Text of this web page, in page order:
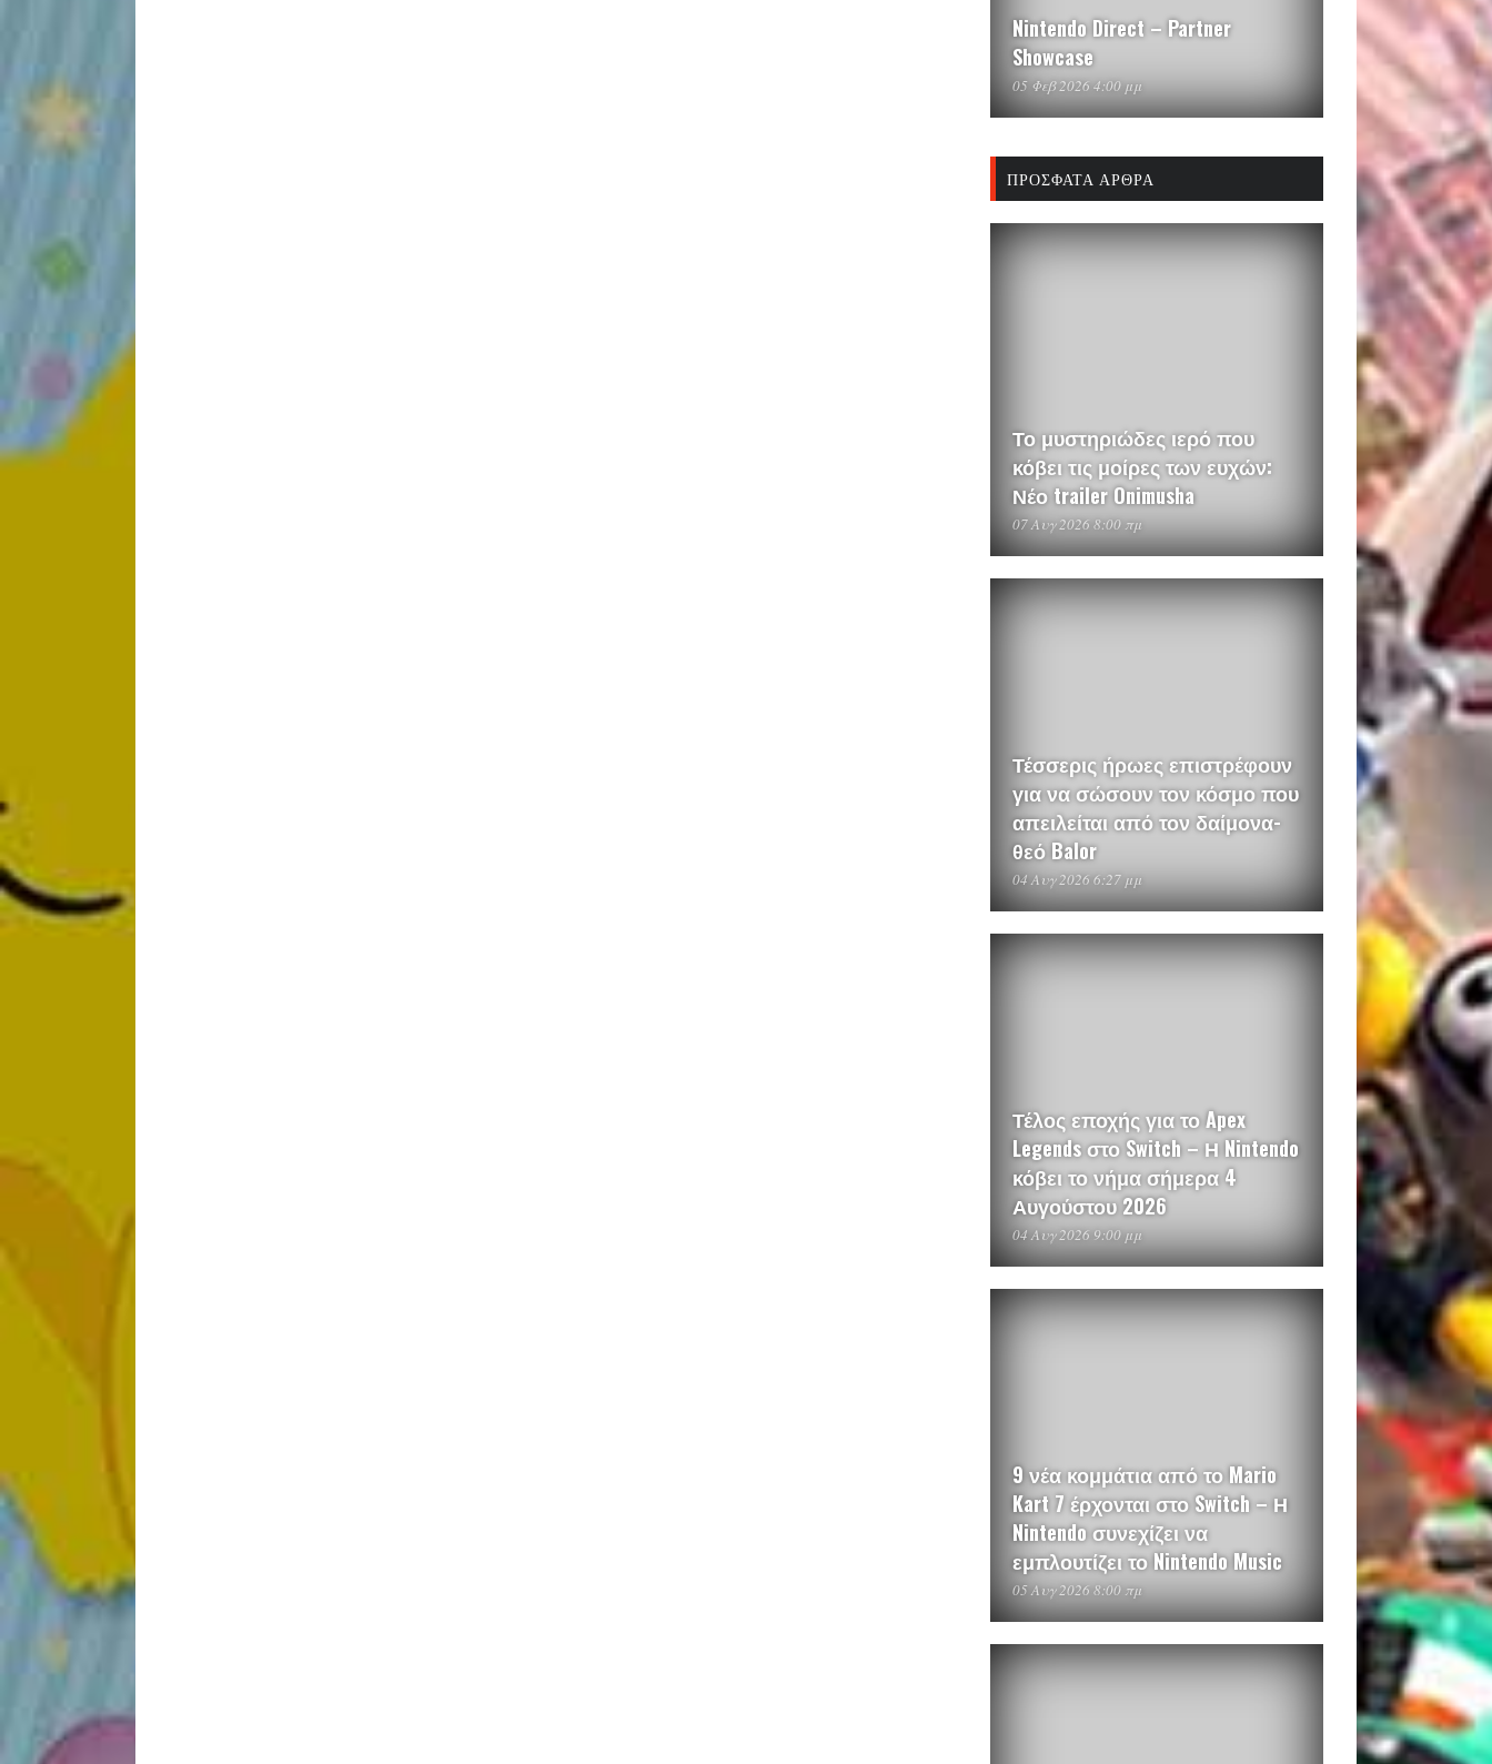
Nintendo Direct – Partner
Showcase
05 Φεβ 2026 4:00 μμ
ΠΡΌΣΦΑΤΑ ΆΡΘΡΑ
Το μυστηριώδες ιερό που
κόβει τις μοίρες των ευχών:
Νέο trailer Onimusha
07 Αυγ 2026 8:00 πμ
Τέσσερις ήρωες επιστρέφουν
για να σώσουν τον κόσμο που
απειλείται από τον δαίμονα-
θεό Balor
04 Αυγ 2026 6:27 μμ
Τέλος εποχής για το Apex
Legends στο Switch – Η Nintendo
κόβει το νήμα σήμερα 4
Αυγούστου 2026
04 Αυγ 2026 9:00 μμ
9 νέα κομμάτια από το Mario
Kart 7 έρχονται στο Switch – Η
Nintendo συνεχίζει να
εμπλουτίζει το Nintendo Music
05 Αυγ 2026 8:00 πμ